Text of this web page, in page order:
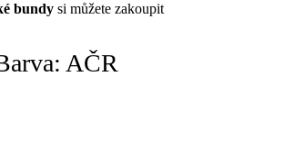
bundy si můžete zakoupit
AČR